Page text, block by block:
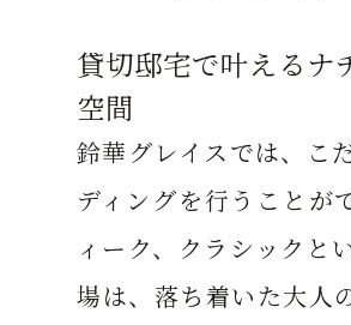
貸切邸宅で叶えるナ
空間
鈴華グレイスでは、こ
ディングを行うことが
ィーク、クラシックと
場は、落ち着いた大人